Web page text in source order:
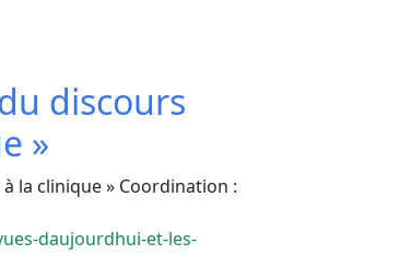
discours
»
la clinique » Coordination :
daujourdhui-et-les-